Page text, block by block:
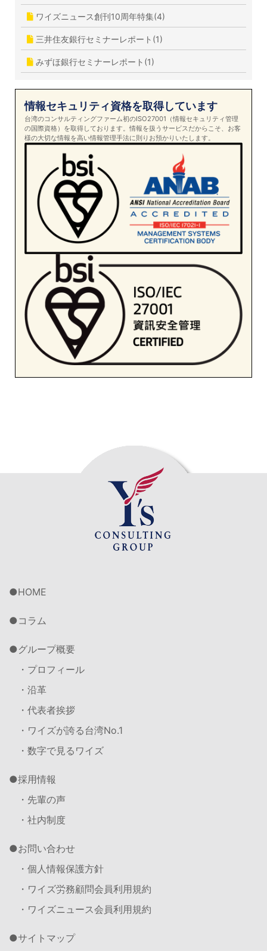
ワイズニュース創刊10周年特集(4)
三井住友銀行セミナーレポート(1)
みずほ銀行セミナーレポート(1)
情報セキュリティ資格を取得しています
台湾のコンサルティングファーム初のISO27001（情報セキュリティ管理
の国際資格）を取得しております。情報を扱うサービスだからこそ、お客
様の大切な情報を高い情報管理手法に則りお預かりいたします。
HOME
コラム
グループ概要
・プロフィール
・沿革
・代表者挨拶
・ワイズが誇る台湾No.1
・数字で見るワイズ
採用情報
・先輩の声
・社内制度
お問い合わせ
・個人情報保護方針
・ワイズ労務顧問会員利用規約
・ワイズニュース会員利用規約
サイトマップ